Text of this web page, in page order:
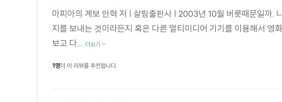
마피아의 계보 안혁 저 | 살림출판사 | 2003년 10월 버릇때문일까.
지를 보내는 것이라든지 혹은 다른 멀티미디어 기기를 이용해서 영
보고 다... 더보기
1명이 이 리뷰를 추천합니다.